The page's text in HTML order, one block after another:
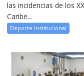
las incidencias de los
Caribe...
Deporte Institucional